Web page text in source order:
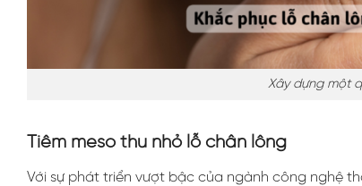
Xây dựng một
Tiêm meso thu nhỏ lỗ chân lông
Với sự phát triển vượt bậc của ngành công nghệ